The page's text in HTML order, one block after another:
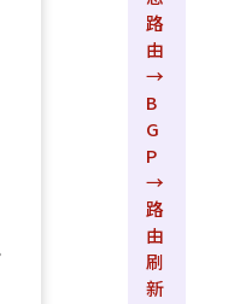
路
由
→
B
G
P
→
路
由
刷
新